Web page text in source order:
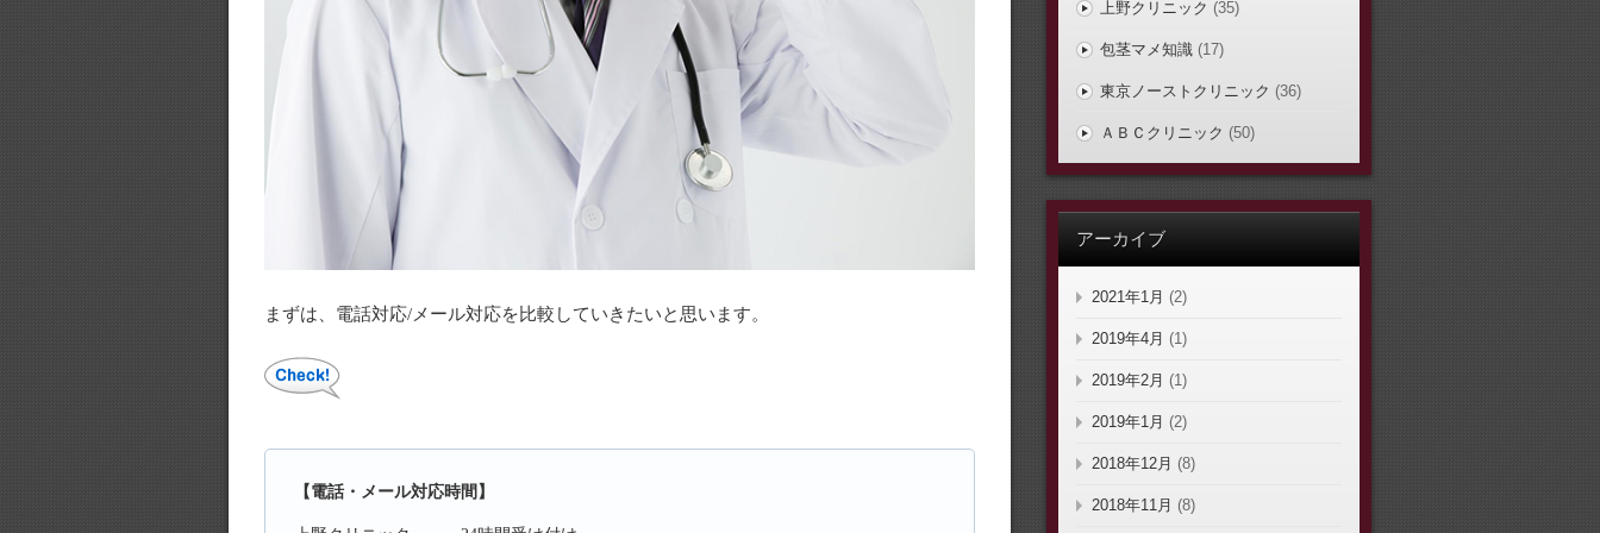
まずは、電話対応/メール対応を比較していきたいと思います。
【電話・メール対応時間】
上野クリニック (35)
包茎マメ知識(17)
東京ノーストクリニック (36)
ＡＢＣクリニック (50)
アーカイブ
2021年1月 (2)
2019年4月 (1)
2019年2月 (1)
2019年1月 (2)
2018年12月 (8)
2018年11月 (8)